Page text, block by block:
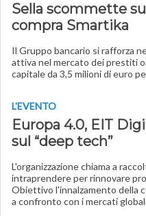
Sella scommette
compra Smartika
Il Gruppo bancario si rafforza
attiva nel mercato dei prestiti
capitale da 3,5 milioni di euro
L'EVENTO
Europa 4.0, EIT
sul “deep tech”
L'organizzazione chiama a
intraprendere per rinnovare
Obiettivo l'innalzamento della
a confronto con i mercati